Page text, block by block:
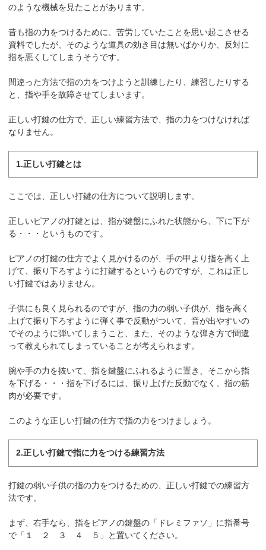
のような機械を見たことがあります。
昔も指の力をつけるために、苦労していたことを思い起こさせる
資料でしたが、そのような道具の効き目は無いばかりか、反対に
指を悪くしてしまうそうです。
間違った方法で指の力をつけようと訓練したり、練習したりする
と、指や手を故障させてしまいます。
正しい打鍵の仕方で、正しい練習方法で、指の力をつけなければ
なりません。
1.正しい打鍵とは
ここでは、正しい打鍵の仕方について説明します。
正しいピアノの打鍵とは、指が鍵盤にふれた状態から、下に下が
る・・・というものです。
ピアノの打鍵の仕方でよく見かけるのが、手の甲より指を高く上
げて、振り下ろすように打鍵するというものですが、これは正し
い打鍵ではありません。
子供にも良く見られるのですが、指の力の弱い子供が、指を高く
上げて振り下ろすように弾く事で反動がついて、音が出やすいの
でそのように弾いてしまうこと、また、そのような弾き方で間違
って教えられてしまっていることが考えられます。
腕や手の力を抜いて、指を鍵盤にふれるように置き、そこから指
を下げる・・・指を下げるには、振り上げた反動でなく、指の筋
肉が必要です。
このような正しい打鍵の仕方で指の力をつけましょう。
2.正しい打鍵で指に力をつける練習方法
打鍵の弱い子供の指の力をつけるための、正しい打鍵での練習方
法です。
まず、右手なら、指をピアノの鍵盤の「ドレミファソ」に指番号
で「１ ２ ３ ４ ５」と置いてください。